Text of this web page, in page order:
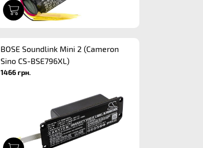
BOSE Soundlink Mini 2 (Cameron
Sino CS-BSE796XL)
1466 грн.